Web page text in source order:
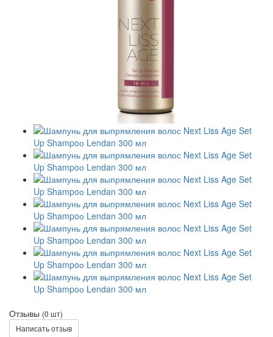
Отзывы (0 шт)
Написать отзыв